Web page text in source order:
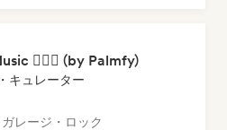
🏄🏻‍♂️ (by Palmfy)
キュレーター
ガレージ・ロック